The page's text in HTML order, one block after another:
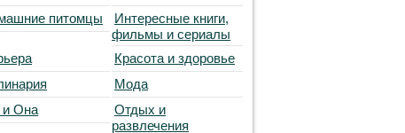
питомцы
Интересные книги,
фильмы и сериалы
Красота и здоровье
Мода
Она
Отдых и
развлечения